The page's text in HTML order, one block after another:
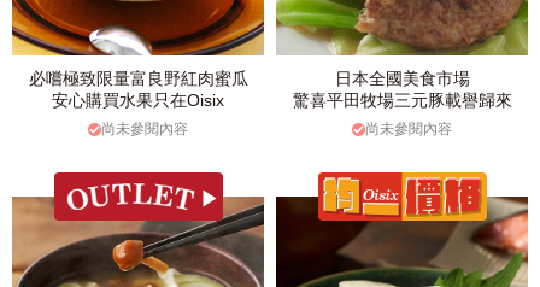
必嚐極致限量富良野紅肉蜜瓜
安心購買水果只在Oisix
尚未參閱內容
日本全國美食市場
驚喜平田牧場三元豚載譽歸來
尚未參閱內容